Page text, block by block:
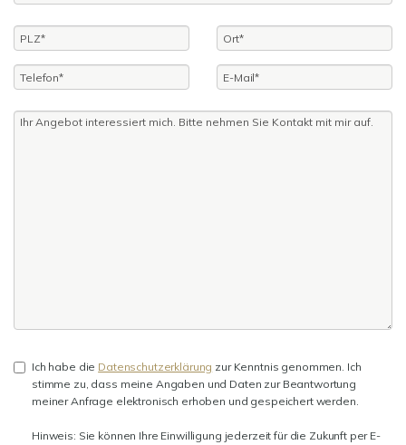
Ich habe die Datenschutzerklärung zur Kenntnis genommen. Ich
stimme zu, dass meine Angaben und Daten zur Beantwortung
meiner Anfrage elektronisch erhoben und gespeichert werden.
Hinweis: Sie können Ihre Einwilligung jederzeit für die Zukunft per E-